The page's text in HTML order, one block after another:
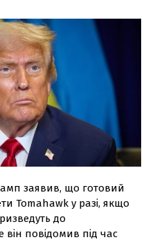
заявив, що готовий
Tomahawk у разі, якщо
до
повідомив під час